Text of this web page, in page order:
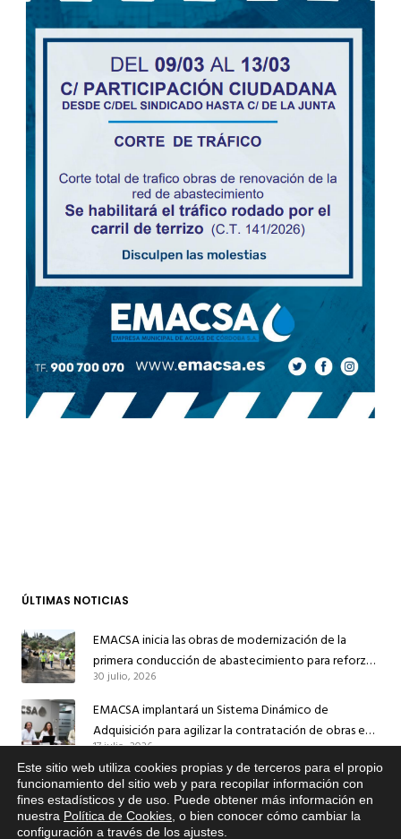
ÚLTIMAS NOTICIAS
EMACSA inicia las obras de modernización de la
primera conducción de abastecimiento para reforzar
el suministro de agua de Córdoba
30 julio, 2026
EMACSA implantará un Sistema Dinámico de
Adquisición para agilizar la contratación de obras en
sus redes e instalaciones
17 julio, 2026
EMACSA inicia hoy las obras de una nueva arteria de
abastecimiento y una red de agua no potable en
Ingeniero Ruiz de Azúa
13 julio, 2026
Este sitio web utiliza cookies propias y de terceros para el propio
funcionamiento del sitio web y para recopilar información con
fines estadísticos y de uso. Puede obtener más información en
nuestra Política de Cookies , o bien conocer cómo cambiar la
configuración a través de los ajustes
Si tiene cualquier duda sobre
EMACSA, haga click abajo.